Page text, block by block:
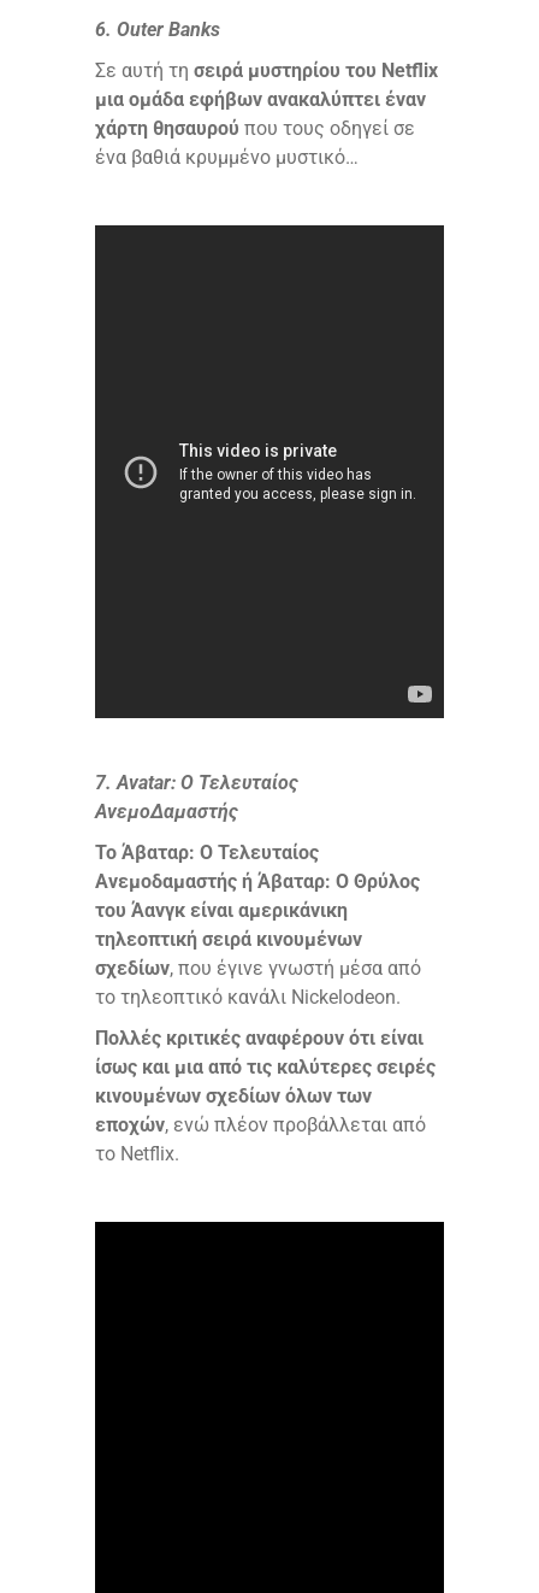
6. Outer Banks
Σε αυτή τη σειρά μυστηρίου του Netflix
μια ομάδα εφήβων ανακαλύπτει έναν
χάρτη θησαυρού που τους οδηγεί σε
ένα βαθιά κρυμμένο μυστικό…
7. Avatar: Ο Τελευταίος
ΑνεμοΔαμαστής
Το Άβαταρ: Ο Τελευταίος
Ανεμοδαμαστής ή Άβαταρ: Ο Θρύλος
του Άανγκ είναι αμερικάνικη
τηλεοπτική σειρά κινουμένων
σχεδίων, που έγινε γνωστή μέσα από
το τηλεοπτικό κανάλι Nickelodeon.
Πολλές κριτικές αναφέρουν ότι είναι
ίσως και μια από τις καλύτερες σειρές
κινουμένων σχεδίων όλων των
εποχών, ενώ πλέον προβάλλεται από
το Netflix.